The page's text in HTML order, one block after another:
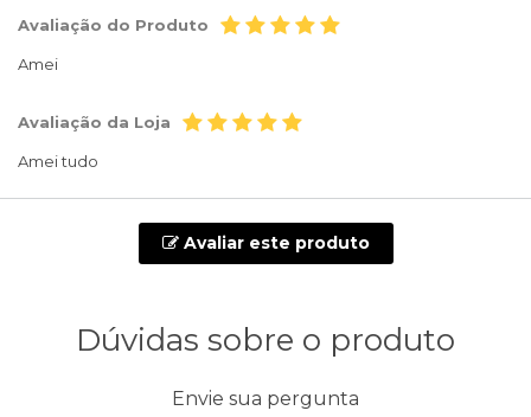
Avaliação do Produto
Amei
Avaliação da Loja
Amei tudo
Avaliar este produto
Dúvidas sobre o produto
Envie sua pergunta